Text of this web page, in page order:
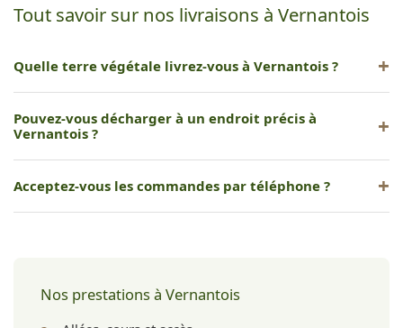
Tout savoir sur nos livraisons à Vernantois
Quelle terre végétale livrez-vous à Vernantois ?
vos plantations, pelouses et potagers.
Pouvez-vous décharger à un endroit précis à
Vernantois ?
plus près de votre zone de travail.
Acceptez-vous les commandes par téléphone ?
Nos prestations à Vernantois